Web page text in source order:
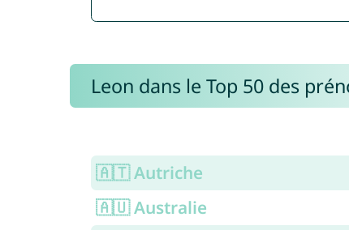
Leon dans le Top 50 des
🇦🇹 Autriche
🇦🇺 Australie